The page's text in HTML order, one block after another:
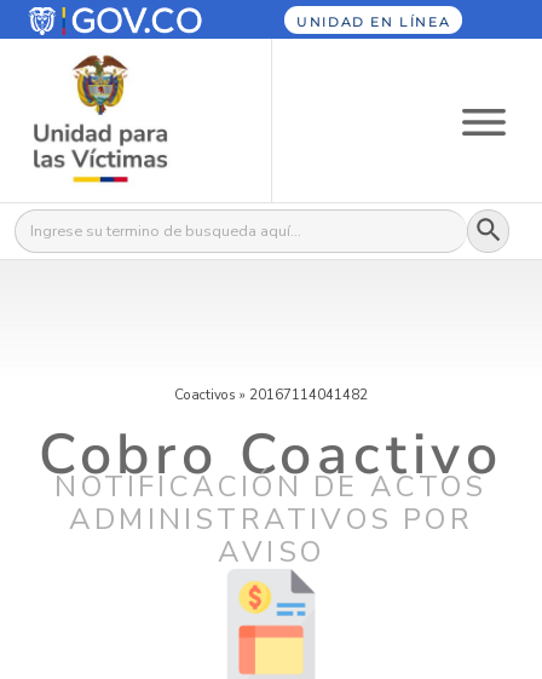
UNIDAD EN LÍNEA
Buscar: Botón
Coactivos » 20167114041482
Cobro Coactivo
NOTIFICACIÓN DE ACTOS
ADMINISTRATIVOS POR
AVISO